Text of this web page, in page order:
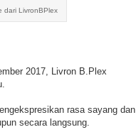
dari LivronBPlex
2017, Livron B.Plex
rasa sayang dan
secara langsung.